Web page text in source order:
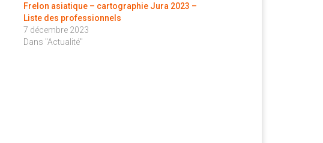
Frelon asiatique – cartographie Jura 2023 –
Liste des professionnels
7 décembre 2023
Dans "Actualité"